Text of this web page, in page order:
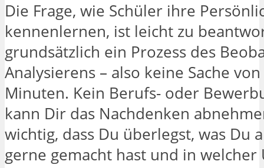
Die Frage, wie Schüler ihre
kennenlernen, ist leicht zu
grundsätzlich ein Prozess des
Analysierens – also keine Sache
Minuten. Kein Berufs- oder
kann Dir das Nachdenken
wichtig, dass Du überlegst, was Du
gerne gemacht hast und in welcher